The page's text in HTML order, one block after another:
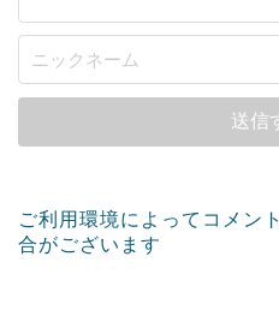
ご利用環境によってコメン
合がございます